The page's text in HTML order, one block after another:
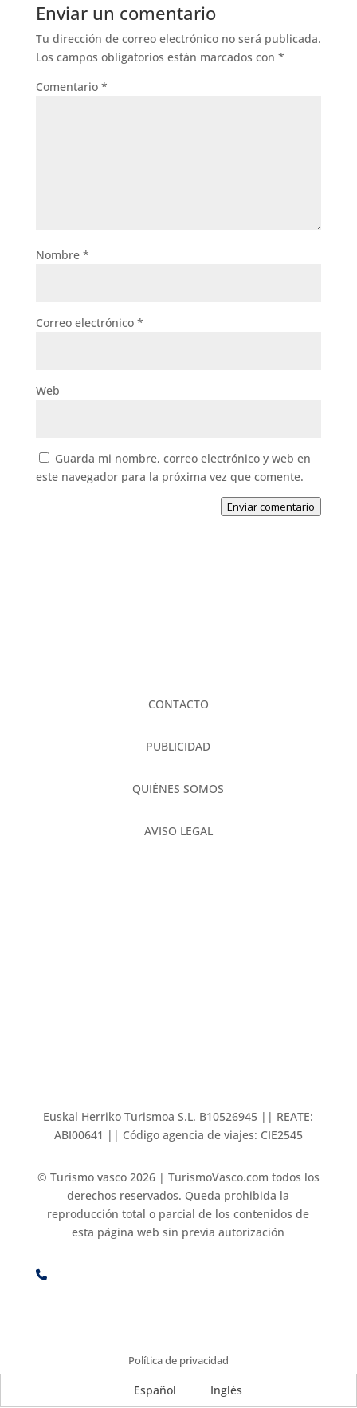
Enviar un comentario
Tu dirección de correo electrónico no será publicada.
Los campos obligatorios están marcados con *
Comentario *
Nombre *
Correo electrónico *
Web
Guarda mi nombre, correo electrónico y web en
este navegador para la próxima vez que comente.
Enviar comentario
CONTACTO
PUBLICIDAD
QUIÉNES SOMOS
AVISO LEGAL
Euskal Herriko Turismoa S.L. B10526945 || REATE:
ABI00641 || Código agencia de viajes: CIE2545
© Turismo vasco 2026 | TurismoVasco.com todos los
derechos reservados. Queda prohibida la
reproducción total o parcial de los contenidos de
esta página web sin previa autorización
Política de privacidad
Español Inglés